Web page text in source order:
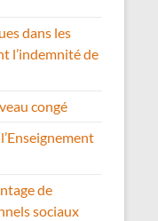
dans les
l’indemnité de
congé
de
sociaux